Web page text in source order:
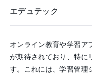
エデュテック
オンライン教育や学習ア
が期待されており、特に
す。これには、学習管理